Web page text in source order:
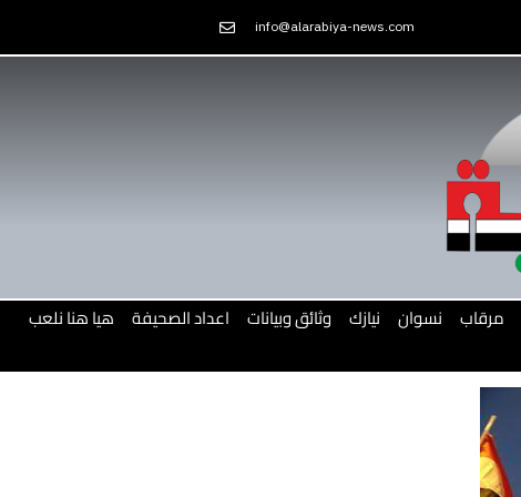
to
info@alarabiya-news.com
مرقاب نسوان نيازك وثائق وبيانات اعداد الصحيفة هيا هنا نلعب